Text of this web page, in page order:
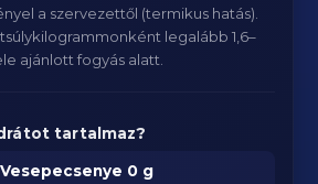
a szervezettől (termikus hatás).
legalább 1,6–
ajánlott fogyás alatt.
tartalmaz?
0 g